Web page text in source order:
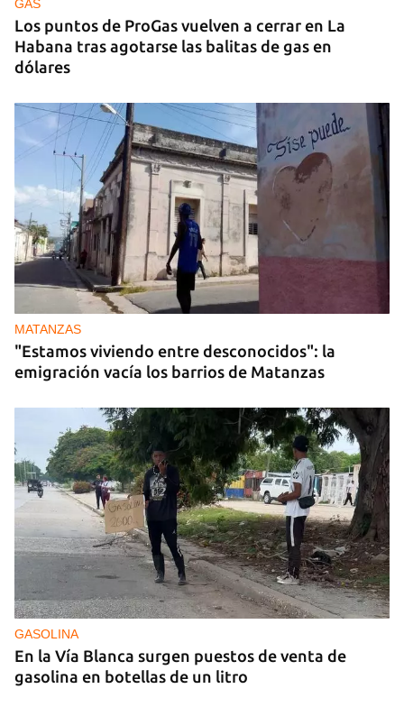
GAS
Los puntos de ProGas vuelven a cerrar en La
Habana tras agotarse las balitas de gas en
dólares
MATANZAS
"Estamos viviendo entre desconocidos": la
emigración vacía los barrios de Matanzas
GASOLINA
En la Vía Blanca surgen puestos de venta de
gasolina en botellas de un litro